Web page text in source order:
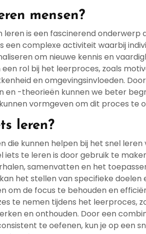
mensen?
leren is een fascinerend onderwerp
een complexe activiteit waarbij
om nieuwe kennis en
rol bij het leerproces, zoals
en omgevingsinvloeden.
en -theorieën kunnen we beter
vormgeven om dit proces te
leren?
die kunnen helpen bij het snel
iets te leren is door gebruik te
samenvatten en het
het stellen van specifieke
om de focus te behouden en
te nemen tijdens het leerproces,
en onthouden. Door een
te oefenen, kun je op een